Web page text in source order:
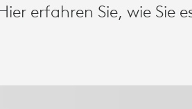
erfahren Sie, wie Sie